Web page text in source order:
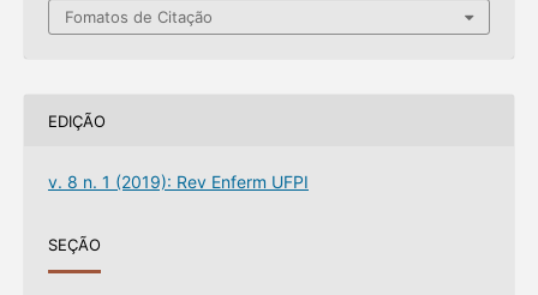
Fomatos de Citação
EDIÇÃO
v. 8 n. 1 (2019): Rev Enferm UFPI
SEÇÃO